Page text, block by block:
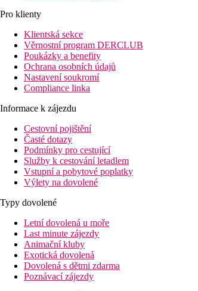
Pro klienty
Klientská sekce
Věrnostní program DERCLUB
Poukázky a benefity
Ochrana osobních údajů
Nastavení soukromí
Compliance linka
Informace k zájezdu
Cestovní pojištění
Časté dotazy
Podmínky pro cestující
Služby k cestování letadlem
Vstupní a pobytové poplatky
Výlety na dovolené
Typy dovolené
Letní dovolená u moře
Last minute zájezdy
Animační kluby
Exotická dovolená
Dovolená s dětmi zdarma
Poznávací zájezdy